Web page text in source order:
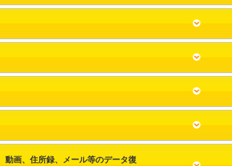
画、住所録、メール等のデータ復